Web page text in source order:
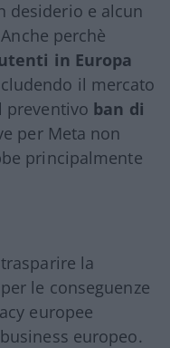
desiderio e alcun
perchè
in Europa
il mercato
preventivo ban di
per Meta non
principalmente
la
le conseguenze
europee
europeo.